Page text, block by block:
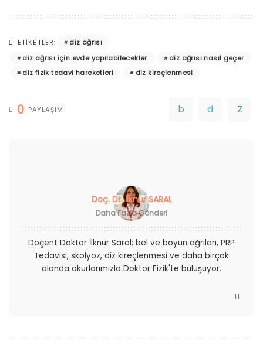
ETIKETLER:
diz ağrısı
diz ağrısı için evde yapılabilecekler
diz ağrısı nasıl geçer
diz fizik tedavi hareketleri
diz kireçlenmesi
0 PAYLAŞIM
Doç. Dr. İlknur SARAL
Daha Fazla Gönderi
Doçent Doktor İlknur Saral; bel ve boyun ağrıları, PRP
Tedavisi, skolyoz, diz kireçlenmesi ve daha birçok
alanda okurlarımızla Doktor Fizik'te buluşuyor.